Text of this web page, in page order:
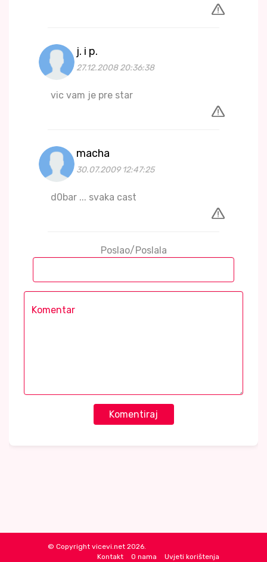
j. i p.
27.12.2008 20:36:38
vic vam je pre star
macha
30.07.2009 12:47:25
d0bar ... svaka cast
Poslao/Poslala
Komentiraj
© Copyright vicevi.net 2026.
Kontakt
O nama Uvjeti korištenja